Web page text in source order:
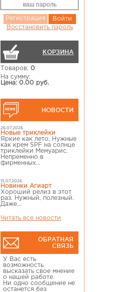
Регистрация
Войти
Восстановить пароль
КОРЗИНА
Товаров: 0
На сумму:
Цена: 0.00 руб.
НОВОСТИ
26.07.2026
Новые триклейки
Яркие как лето, Нужные
как крем SPF на солнце
триклейки Мемуарис.
Непременно в
фирменных...
15.07.2026
Новинки Агиарт
Хороший релиз в этот
раз. Нужный, полезный.
Даже...
Читать все новости
ОБРАТНАЯ
СВЯЗЬ
У Вас есть
возможность
высказать свое мнение
о нашей работе.
Ни одно сообщение не
останется без